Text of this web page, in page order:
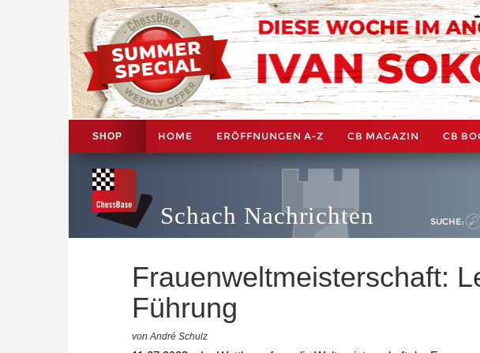
SHOP HOME ERÖFFNUNGEN A-Z CB MAGAZIN CB
Schach Nachrichten SUCHE:
Frauenweltmeisterschaft:
Führung
von André Schulz